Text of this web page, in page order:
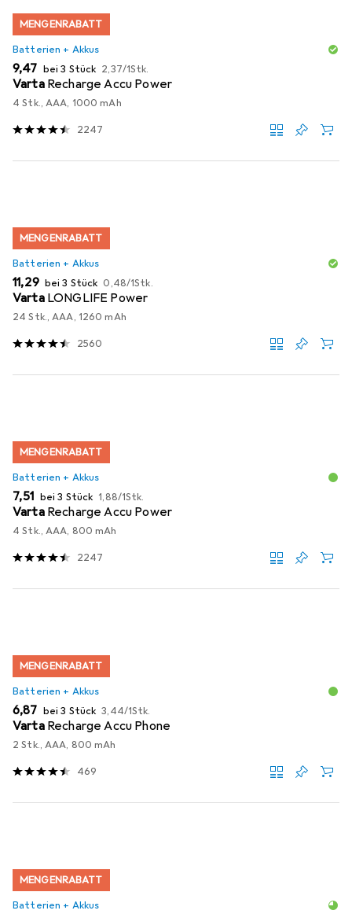
MENGENRABATT
Batterien + Akkus
EUR
9,47 bei 3 Stück EUR
2,37/1Stk.
Varta Recharge Accu Power
4 Stk., AAA, 1000 mAh
2247
MENGENRABATT
Batterien + Akkus
EUR
11,29 bei 3 Stück EUR
0,48/1Stk.
Varta LONGLIFE Power
24 Stk., AAA, 1260 mAh
2560
MENGENRABATT
Batterien + Akkus
EUR
7,51 bei 3 Stück EUR
1,88/1Stk.
Varta Recharge Accu Power
4 Stk., AAA, 800 mAh
2247
MENGENRABATT
Batterien + Akkus
EUR
6,87 bei 3 Stück EUR
3,44/1Stk.
Varta Recharge Accu Phone
2 Stk., AAA, 800 mAh
469
MENGENRABATT
Batterien + Akkus